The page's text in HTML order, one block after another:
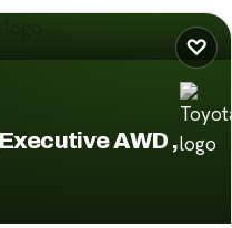
♡
AWD ,